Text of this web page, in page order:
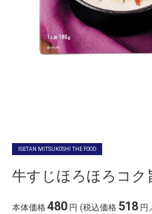
ISETAN MITSUKOSHI THE FOOD
牛すじほろほろコク
本体価格480 円 (税込価格 518 円